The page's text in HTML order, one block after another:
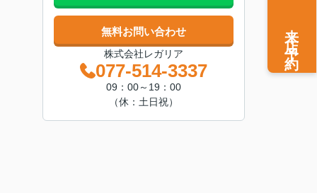
無料お問い合わせ
株式会社レガリア
077-514-3337
09：00～19：00
（休：土日祝）
来店予約